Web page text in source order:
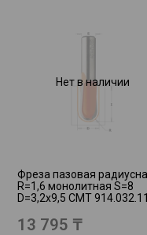
Нет в наличии
Фреза пазовая
R=1,6 монолитная S=8
D=3,2x9,5 CMT 914.032.11
13 795 ₸